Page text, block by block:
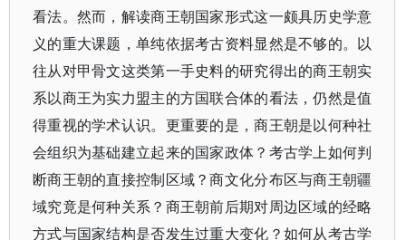
看法。然而，解读商王朝国家形式这一颇具历史学意
义的重大课题，单纯依据考古资料显然是不够的。以
往从对甲骨文这类第一手史料的研究得出的商王朝实
系以商王为实力盟主的方国联合体的看法，仍然是值
得重视的学术认识。更重要的是，商王朝是以何种社
会组织为基础建立起来的国家政体？考古学上如何判
断商王朝的直接控制区域？商文化分布区与商王朝疆
域究竟是何种关系？商王朝前后期对周边区域的经略
方式与国家结构是否发生过重大变化？如何从考古学